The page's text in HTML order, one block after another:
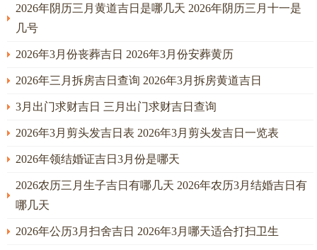
2.确保自己输入的八字信息准确无误！八字查询工具是依据
个人的出生时间、地点等信息进行计算的。输入的八字信息
必须要保证准确无误~否则得出的最终结果是也会不够准确.
3.合理对待查询结果...八字查询工具虽然可以提供必须的参
考- 但是它并不能完全代表一个人的命运。再查询于是出来
2026年阴历三月黄道吉日是哪几天 2026年阴历三月十一是
几号
2026年3月份丧葬吉日 2026年3月份安葬黄历
2026年三月拆房吉日查询 2026年3月拆房黄道吉日
3月出门求财吉日 三月出门求财吉日查询
2026年3月剪头发吉日表 2026年3月剪头发吉日一览表
2026年领结婚证吉日3月份是哪天
2026农历三月生子吉日有哪几天 2026年农历3月结婚吉日有
哪几天
2026年公历3月扫舍吉日 2026年3月哪天适合打扫卫生